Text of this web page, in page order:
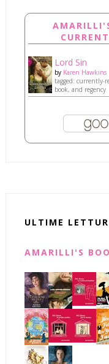
Lord Sin
by Karen Hawkins
tagged: currently-
book, and regency
ULTIME
AMARILLI'S